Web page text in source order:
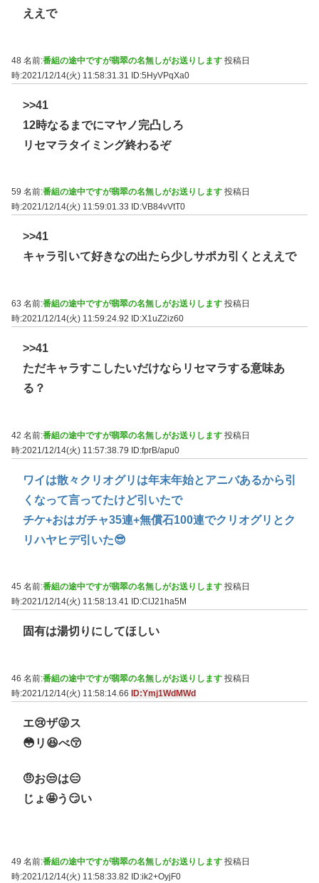
ええで
48 名前:番組の途中ですが翡翠の名無しがお送りします 投稿日
時:2021/12/14(火) 11:58:31.31 ID:5HyVPqXa0
>>41
12時なるまでにマヤノ完凸しろ
リセマラタイミング終わるぞ
59 名前:番組の途中ですが翡翠の名無しがお送りします 投稿日
時:2021/12/14(火) 11:59:01.33
ID:VB84vVtT0
>>41
キャラ引いて好きなの出たら少しサポカ引くとええで
63 名前:番組の途中ですが翡翠の名無しがお送りします 投稿日
時:2021/12/14(火) 11:59:24.92
ID:X1uZ2iz60
>>41
ただキャラすこしたいだけならリセマラする意味あ
る？
42 名前:番組の途中ですが翡翠の名無しがお送りします 投稿日
時:2021/12/14(火) 11:57:38.79 ID:fprB/apu0
ワイは散々クリオグリは年末年始とアニバあるから引
くなって言ってたけど引いたで
チケ+おはガチャ35連+無償石100連でクリオグリとク
リハヤヒデ引いた😎
45 名前:番組の途中ですが翡翠の名無しがお送りします 投稿日
時:2021/12/14(火) 11:58:13.41
ID:ClJ21ha5M
固有は湯切りにしてほしい
46 名前:番組の途中ですが翡翠の名無しがお送りします 投稿日
時:2021/12/14(火) 11:58:14.66 ID:Ymj1WdMWd
エ😢ザ😜ス
😳リ😆べ😚
🤨お😒は😑
じょ🤩う😏い
49 名前:番組の途中ですが翡翠の名無しがお送りします 投稿日
時:2021/12/14(火) 11:58:33.82
ID:ik2+OyjF0